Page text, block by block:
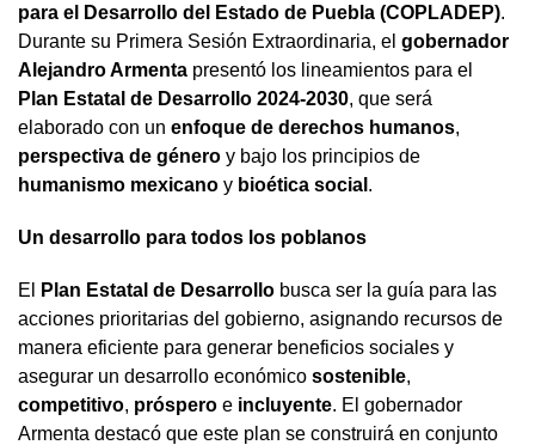
para el Desarrollo del Estado de Puebla (COPLADEP).
Durante su Primera Sesión Extraordinaria, el gobernador
Alejandro Armenta presentó los lineamientos para el
Plan Estatal de Desarrollo 2024-2030, que será
elaborado con un enfoque de derechos humanos,
perspectiva de género y bajo los principios de
humanismo mexicano y bioética social .
Un desarrollo para todos los poblanos
El Plan Estatal de Desarrollo busca ser la guía para las
acciones prioritarias del gobierno, asignando recursos de
manera eficiente para generar beneficios sociales y
asegurar un desarrollo económico sostenible,
competitivo, próspero e incluyente. El gobernador
Armenta destacó que este plan se construirá en conjunto